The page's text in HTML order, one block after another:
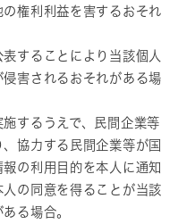
権利利益を害するおそれ
することにより当該個人
害されるおそれがある場
するうえで、民間企業等
協力する民間企業等が国
の利用目的を本人に通知
の同意を得ることが当該
る場合。